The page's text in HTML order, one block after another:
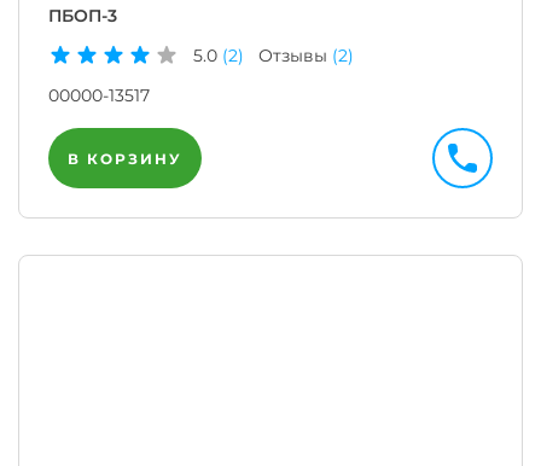
ПБОП-3
5.0 (2) Отзывы (2)
00000-13517
В КОРЗИНУ